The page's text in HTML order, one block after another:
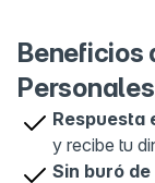
5 OXXO
Calz.
Zac.,
Beneficios
Respuesta
y recibe tu
Sin buró